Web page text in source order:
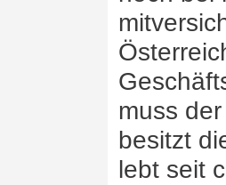
muss
besitzt
lebt seit